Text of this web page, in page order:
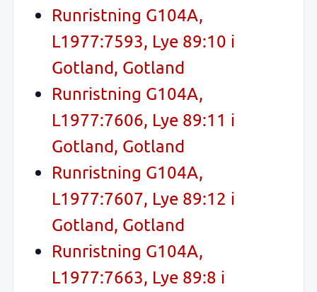
Runristning G104A,
L1977:7593, Lye 89:10 i
Gotland, Gotland
Runristning G104A,
L1977:7606, Lye 89:11 i
Gotland, Gotland
Runristning G104A,
L1977:7607, Lye 89:12 i
Gotland, Gotland
Runristning G104A,
L1977:7663, Lye 89:8 i